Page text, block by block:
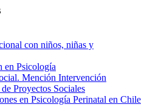
con niños, niñas y
en Psicología
Mención Intervención
Proyectos Sociales
en Psicología Perinatal en Chile